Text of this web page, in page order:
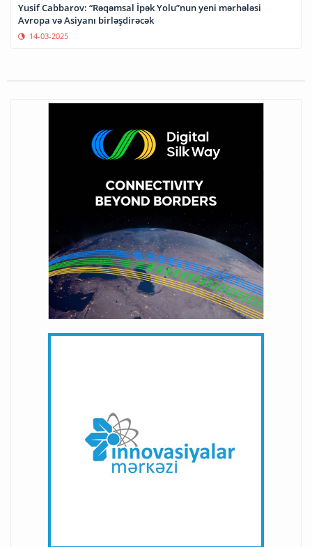
Yusif Cabbarov: “Rəqəmsal İpək Yolu”nun yeni mərhələsi
Avropa və Asiyanı birləşdirəcək
14-03-2025